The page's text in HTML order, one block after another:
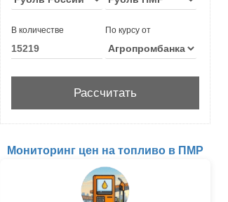
В количестве По курсу от
Мониторинг цен на топливо в ПМР